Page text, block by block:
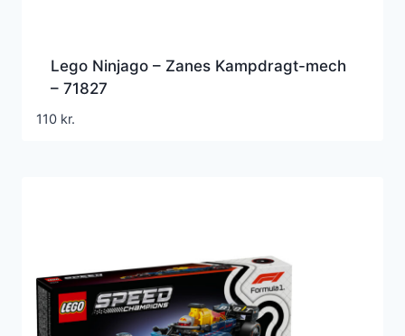
Lego Ninjago – Zanes Kampdragt-mech
– 71827
110 kr.